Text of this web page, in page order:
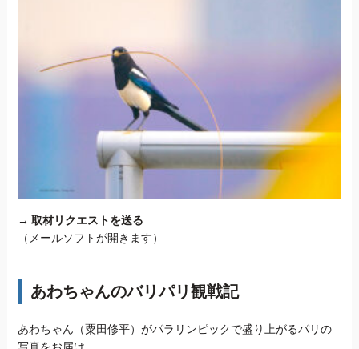
→ 取材リクエストを送る
（メールソフトが開きます）
あわちゃんのバリパリ観戦記
あわちゃん（粟田修平）がパラリンピックで盛り上がるパリの
写真をお届け。